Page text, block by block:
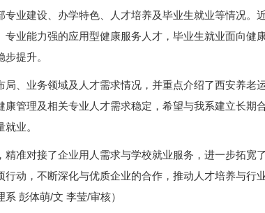
业建设、办学特色、人才培养及毕业生就业等情况。
业能力强的应用型健康服务人才，毕业生就业面向健康
提升。
局、业务领域及人才需求情况，并重点介绍了西安养老
管理及相关专业人才需求稳定，希望与我系建立长期
业。
准对接了企业用人需求与学校就业服务，进一步拓宽
动，不断深化与优质企业的合作，推动人才培养与行
彭体萌/文 李莹/审核）